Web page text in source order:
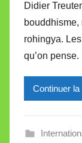
Didier
rohingya.
qu’on pense.
Continuer la